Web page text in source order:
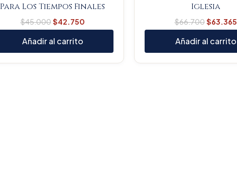
Para Los Tiempos Finales
$45.000$42.750
Añadir al carrito
Iglesia
$66.700$63.365
Añadir al carrito